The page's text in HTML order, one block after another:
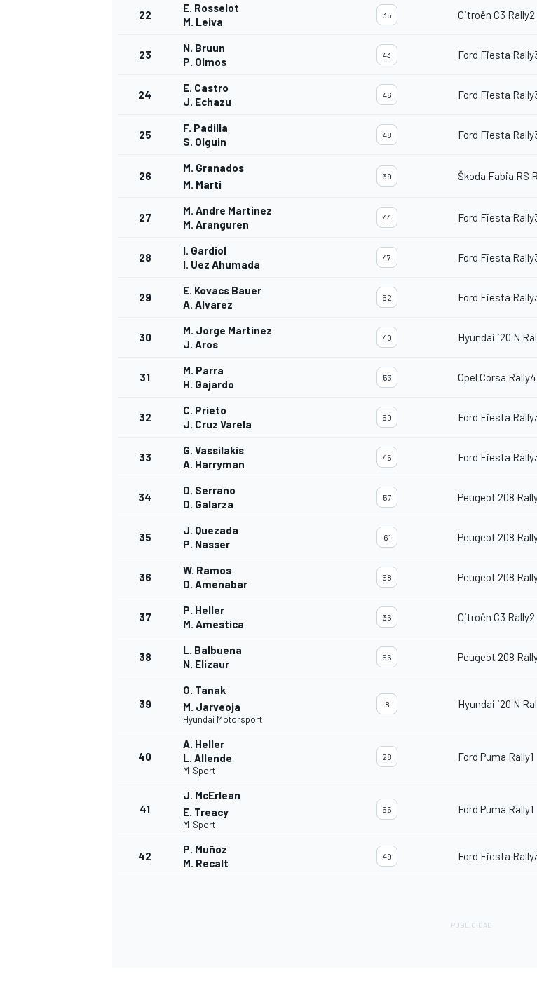
22
E. Rosselot
M. Leiva
35 Citroën C3 Rally2
23
N. Bruun
P. Olmos
43 Ford Fiesta
24
E. Castro
J. Echazu
46 Ford Fiesta
25
F. Padilla
S. Olguin
48 Ford Fiesta
26
M. Granados
M. Marti
39 Škoda Fabia RS
27
M. Andre Martinez
M. Aranguren
44 Ford Fiesta
28
I. Gardiol
I. Uez Ahumada
47 Ford Fiesta
29
E. Kovacs Bauer
A. Alvarez
52 Ford Fiesta
30
M. Jorge Martínez
J. Aros
40 Hyundai i20 N
31
M. Parra
H. Gajardo
53 Opel Corsa Rally4
32
C. Prieto
J. Cruz Varela
50 Ford Fiesta
33
G. Vassilakis
A. Harryman
45 Ford Fiesta
34
D. Serrano
D. Galarza
57 Peugeot 208
35
J. Quezada
P. Nasser
61 Peugeot 208
36
W. Ramos
D. Amenabar
58 Peugeot 208
37
P. Heller
M. Amestica
36 Citroën C3 Rally2
38
L. Balbuena
N. Elizaur
56 Peugeot 208
39
O. Tanak
M. Jarveoja
Hyundai Motorsport
8 Hyundai i20 N
40
A. Heller
L. Allende
M-Sport
28 Ford Puma Rally1
41
J. McErlean
E. Treacy
M-Sport
55 Ford Puma Rally1
42
P. Muñoz
M. Recalt
49 Ford Fiesta